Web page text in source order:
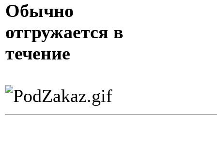
Обычно
отгружается в
течение